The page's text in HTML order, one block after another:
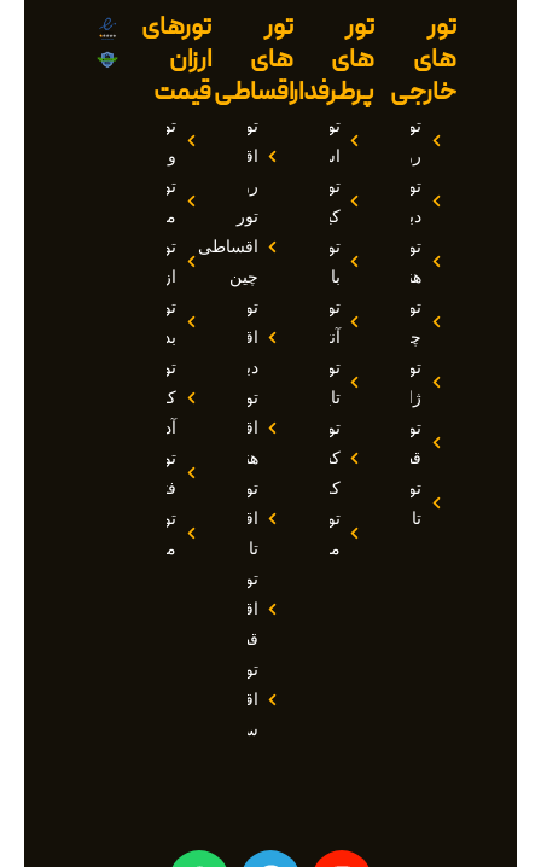
تور
های
خارجی
تور
روسیه
تور
دبی
تور
هند
تور
چین
تور
ژاپن
تور
قطر
تور
تاجیکستان
تور
های
پرطرفدار
تور
استانبول
تور
کیش
تور
بالی
تور
آنتالیا
تور
تایلند
تور
کشتی
کروز
تور
مالدیو
تور
های
اقساطی
تور
اقساطی
روسیه
تور
اقساطی
چین
تور
اقساطی
دبی
تور
اقساطی
هند
تور
اقساطی
تاجیکستان
تور
اقساطی
قطر
تور
اقساطی
سوچی
تورهای
ارزان
قیمت
تور
وان
تور
مارماریس
تور
ازمیر
تور
بدروم
تور
کوش
آداسی
تور
فتحیه
تور
مالزی